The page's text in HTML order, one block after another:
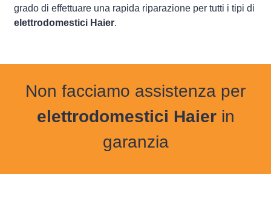
grado di effettuare una rapida riparazione per tutti i tipi di
elettrodomestici Haier.
Non facciamo assistenza per
elettrodomestici Haierin
garanzia